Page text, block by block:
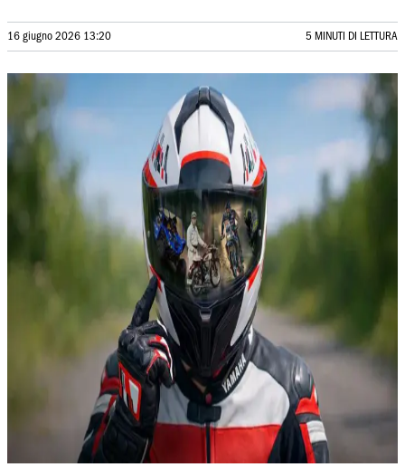
16 giugno 2026 13:20 5 MINUTI DI LETTURA